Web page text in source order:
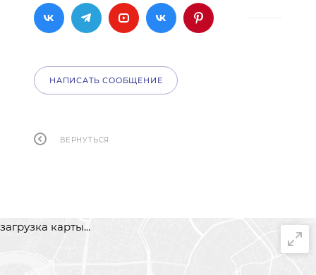
НАПИСАТЬ СООБЩЕНИЕ
ВЕРНУТЬСЯ
загрузка карты...